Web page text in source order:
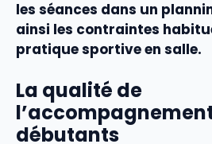
les séances dans un
ainsi les contraintes
pratique sportive en salle.
La qualité de
débutants